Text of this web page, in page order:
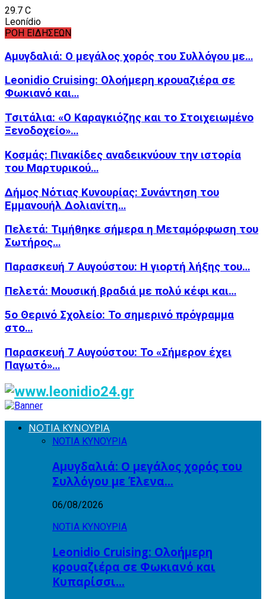
29.7 C
Leonídio
ΡΟΗ ΕΙΔΗΣΕΩΝ
Αμυγδαλιά: Ο μεγάλος χορός του Συλλόγου με…
Leonidio Cruising: Ολοήμερη κρουαζιέρα σε
Φωκιανό και…
Τσιτάλια: «Ο Καραγκιόζης και το Στοιχειωμένο
Ξενοδοχείο»…
Κοσμάς: Πινακίδες αναδεικνύουν την ιστορία
του Μαρτυρικού…
Δήμος Νότιας Κυνουρίας: Συνάντηση του
Εμμανουήλ Δολιανίτη…
Πελετά: Τιμήθηκε σήμερα η Μεταμόρφωση του
Σωτήρος…
Παρασκευή 7 Αυγούστου: Η γιορτή λήξης του…
Πελετά: Μουσική βραδιά με πολύ κέφι και…
5ο Θερινό Σχολείο: Το σημερινό πρόγραμμα
στο…
Παρασκευή 7 Αυγούστου: Το «Σήμερον έχει
Παγωτό»…
ΝΟΤΙΑ ΚΥΝΟΥΡΙΑ
ΝΟΤΙΑ ΚΥΝΟΥΡΙΑ
Αμυγδαλιά: Ο μεγάλος χορός του
Συλλόγου με Έλενα…
06/08/2026
ΝΟΤΙΑ ΚΥΝΟΥΡΙΑ
Leonidio Cruising: Ολοήμερη
κρουαζιέρα σε Φωκιανό και
Κυπαρίσσι…